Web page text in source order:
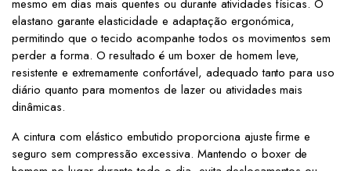
mesmo em dias mais quentes ou durante atividades físicas. O
elastano garante elasticidade e adaptação ergonómica,
permitindo que o tecido acompanhe todos os movimentos sem
perder a forma. O resultado é um boxer de homem leve,
resistente e extremamente confortável, adequado tanto para uso
diário quanto para momentos de lazer ou atividades mais
dinâmicas.
A cintura com elástico embutido proporciona ajuste firme e
seguro sem compressão excessiva. Mantendo o boxer de